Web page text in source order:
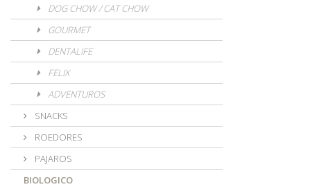
DOG CHOW / CAT CHOW
GOURMET
DENTALIFE
FELIX
ADVENTUROS
SNACKS
ROEDORES
PAJAROS
BIOLOGICO